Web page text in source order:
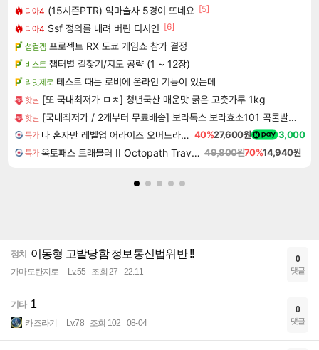
디아4 (15시즌PTR) 악마술사 5경이 뜨네요 [5]
디아4 Ssf 정의를 내려 버린 디시인 [6]
섭컬겜 프로젝트 RX 도쿄 게임쇼 참가 결정
비스트 챕터별 길찾기/지도 공략 (1 ~ 12장)
리밋제로 테스트 때는 로비에 온라인 기능이 있는데
핫딜 [또 국내최저가 ㅁㅊ] 청년국산 매운맛 굵은 고춧가루 1kg
핫딜 [국내최저가 / 2개부터 무료배송] 보라톡스 보라효소101 곡물발효효소 프로바이오틱스 30포
특가 나 혼자만 레벨업 어라이즈 오버드라이브 Solo Leveling Arise 40%27,600원 3,000
특가 옥토패스 트래블러 II Octopath Traveler II 49,800원70%14,940원
정치 이동형 고발당함 정보통신법위반 !!
가마도탄지로 Lv.55 조회 27 22:11
0
댓글
기타 1
카즈라기 Lv.78 조회 102 08-04
0
댓글